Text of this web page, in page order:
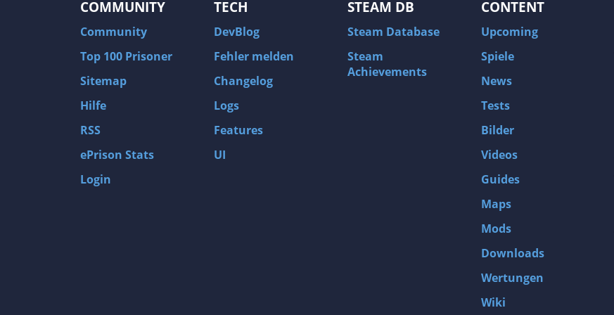
COMMUNITY
Community
Top 100 Prisoner
Sitemap
Hilfe
RSS
ePrison Stats
Login
TECH
DevBlog
Fehler melden
Changelog
Logs
Features
UI
STEAM DB
Steam Database
Steam
Achievements
CONTENT
Upcoming
Spiele
News
Tests
Bilder
Videos
Guides
Maps
Mods
Downloads
Wertungen
Wiki